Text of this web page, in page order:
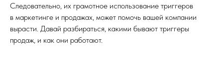
Следовательно, их грамотное использование триггеров
в маркетинге и продажах, может помочь вашей компании
вырасти. Давай разбираться, какими бывают триггеры
продаж, и как они работают.